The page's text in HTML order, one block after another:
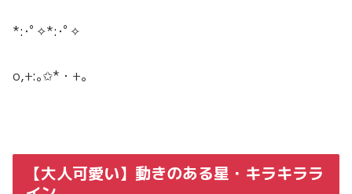
*:･ﾟ✧*:･ﾟ✧
o,+:｡✩*・+｡
【大人可愛い】動きのある星・キラキララ